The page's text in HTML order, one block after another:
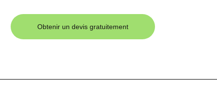
Obtenir un devis gratuitement